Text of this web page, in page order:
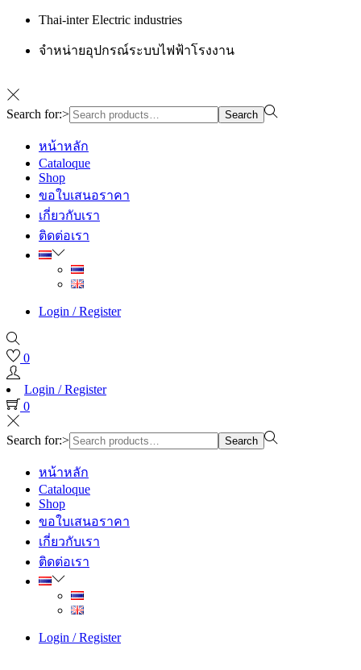
Thai-inter Electric industries
จำหน่ายอุปกรณ์ระบบไฟฟ้าโรงงาน
Search for:> Search
หน้าหลัก
Cataloque
Shop
ขอใบเสนอราคา
เกี่ยวกับเรา
ติดต่อเรา
Login / Register
0
Login / Register
0
Search for:> Search
หน้าหลัก
Cataloque
Shop
ขอใบเสนอราคา
เกี่ยวกับเรา
ติดต่อเรา
Login / Register